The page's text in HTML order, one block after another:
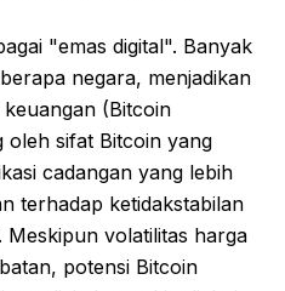
"emas digital". Banyak
negara, menjadikan
(Bitcoin
oleh sifat Bitcoin yang
cadangan yang lebih
terhadap ketidakstabilan
volatilitas harga
potensi Bitcoin